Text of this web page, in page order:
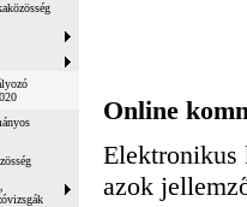
Online
Elektronikus
azok